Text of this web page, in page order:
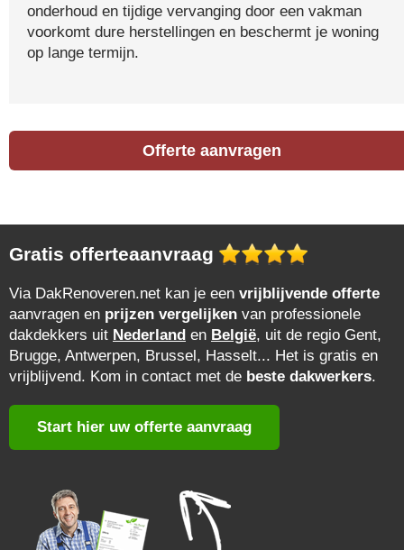
onderhoud en tijdige vervanging door een vakman
voorkomt dure herstellingen en beschermt je woning
op lange termijn.
Offerte aanvragen
Gratis offerteaanvraag
Via DakRenoveren.net kan je een vrijblijvende offerte
aanvragen en prijzen vergelijken van professionele
dakdekkers uit Nederland en België, uit de regio Gent,
Brugge, Antwerpen, Brussel, Hasselt... Het is gratis en
vrijblijvend. Kom in contact met de beste dakwerkers.
Start hier uw offerte aanvraag